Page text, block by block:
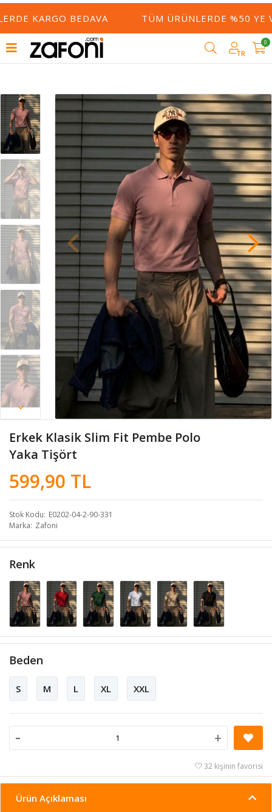
KARGO BEDAVA TÜM ÜRÜNLERDE %50 YE
TR
0
Erkek Klasik Slim Fit Pembe Polo
Yaka Tişört
599,90 TL
Stok Kodu E0202-04-2-90-331
Marka Zafoni
Renk
Beden
S M L XL XXL
- +
32 kişinin favorisi
Ürün Açıklaması